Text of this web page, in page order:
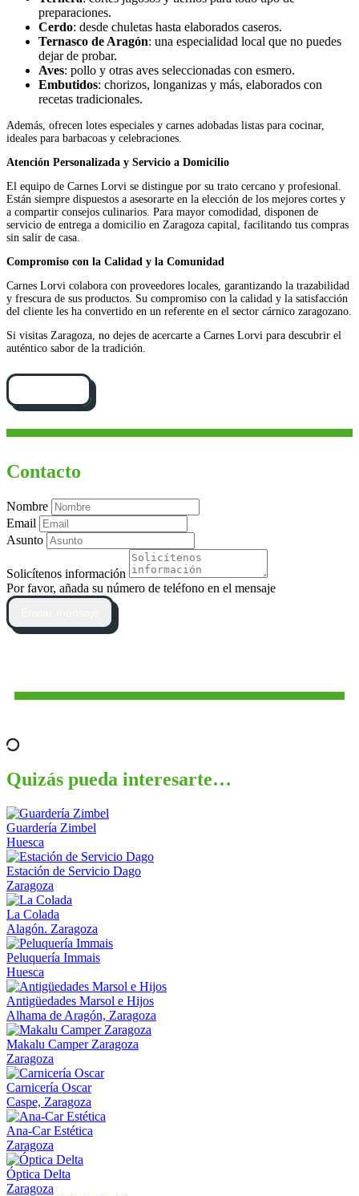
preparaciones.
Cerdo: desde chuletas hasta elaborados caseros.
Ternasco de Aragón: una especialidad local que no puedes
dejar de probar.
Aves: pollo y otras aves seleccionadas con esmero.
Embutidos: chorizos, longanizas y más, elaborados con
recetas tradicionales.
Además, ofrecen lotes especiales y carnes adobadas listas para cocinar,
ideales para barbacoas y celebraciones.
Atención Personalizada y Servicio a Domicilio
El equipo de Carnes Lorvi se distingue por su trato cercano y profesional.
Están siempre dispuestos a asesorarte en la elección de los mejores cortes y
a compartir consejos culinarios. Para mayor comodidad, disponen de
servicio de entrega a domicilio en Zaragoza capital, facilitando tus compras
sin salir de casa.
Compromiso con la Calidad y la Comunidad
Carnes Lorvi colabora con proveedores locales, garantizando la trazabilidad
y frescura de sus productos. Su compromiso con la calidad y la satisfacción
del cliente les ha convertido en un referente en el sector cárnico zaragozano.
Si visitas Zaragoza, no dejes de acercarte a Carnes Lorvi para descubrir el
auténtico sabor de la tradición.
Contacto
Nombre
Email
Asunto
Solicítenos información
Por favor, añada su número de teléfono en el mensaje
Quizás pueda interesarte…
Guardería Zimbel
Huesca
Estación de Servicio Dago
Zaragoza
La Colada
Alagón. Zaragoza
Peluquería Immais
Huesca
Antigüedades Marsol e Hijos
Alhama de Aragón, Zaragoza
Makalu Camper Zaragoza
Zaragoza
Carnicería Oscar
Caspe, Zaragoza
Ana-Car Estética
Zaragoza
Óptica Delta
Zaragoza